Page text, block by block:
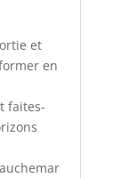
et
en
faites-